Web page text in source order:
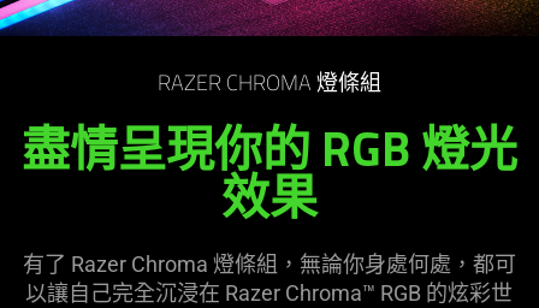
RAZER CHROMA 燈條組
盡情呈現你的 RGB 燈光
效果
有了 Razer Chroma 燈條組，無論你身處何處，都可
以讓自己完全沉浸在 Razer Chroma™ RGB 的炫彩世